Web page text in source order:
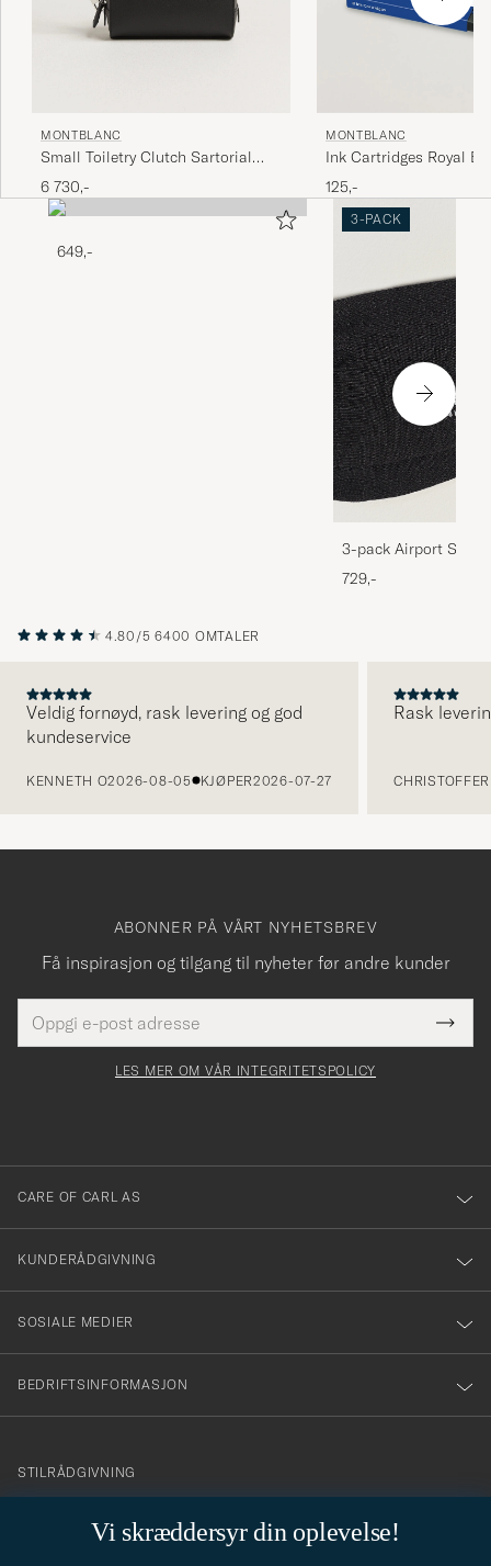
MONTBLANC
Small Toiletry Clutch Sartorial
Leather Black
6 730,-
MONTBLANC
Ink Cartridges Royal
125,-
649,-
3-PACK
3-pack Airport
Melange
729,-
4.80/5 6400 OMTALER
Veldig fornøyd, rask levering og god
kundeservice
KENNETH O2026-08-05 KJØPER2026-07-27
Rask
Vi skræddersyr din oplevelse!
ABONNER PÅ VÅRT NYHETSBREV
Få inspirasjon og tilgang til nyheter før andre kunder
postadresse
felt
Tack
för
dig
till
vårt
nyhetsbrev!
LES MER OM VÅR INTEGRITETSPOLICY
CARE OF CARL AS
KUNDERÅDGIVNING
SOSIALE MEDIER
BEDRIFTSINFORMASJON
info@careofcarl.no
STILRÅDGIVNING